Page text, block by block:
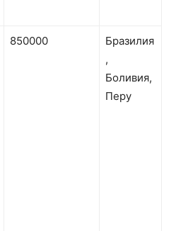
850000
Бразилия
,
Боливия,
Перу